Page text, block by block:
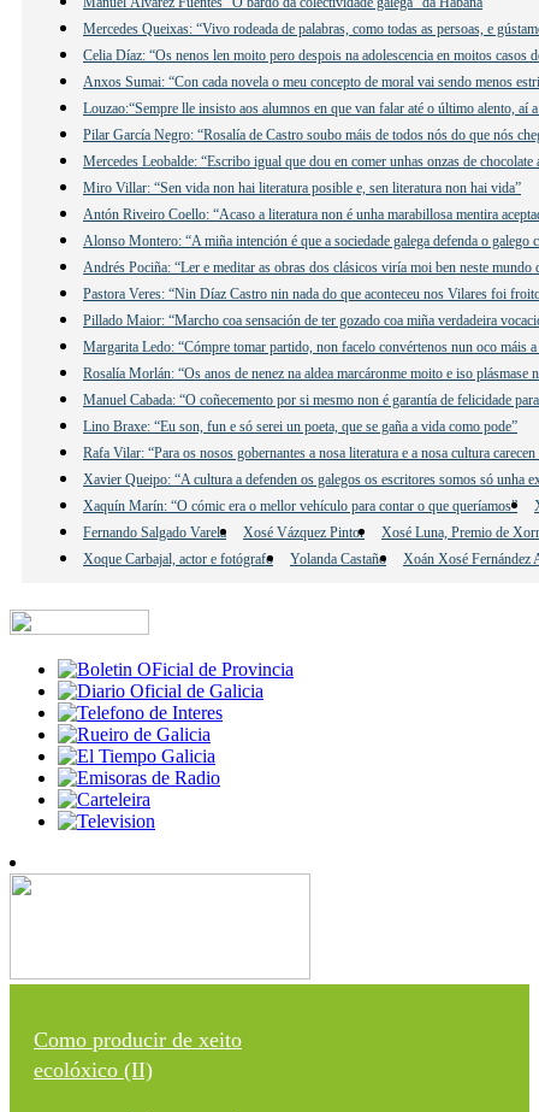
Mercedes Queixas: “Vivo rodeada de palabras, como todas as persoas, e
Celia Díaz: “Os nenos len moito pero despois na adolescencia en moitos casos
Anxos Sumai: “Con cada novela o meu concepto de moral vai sendo menos
Louzao:“Sempre lle insisto aos alumnos en que van falar até o último alento, aí
Pilar García Negro: “Rosalía de Castro soubo máis de todos nós do que nós
Mercedes Leobalde: “Escribo igual que dou en comer unhas onzas de chocolate
Miro Villar: “Sen vida non hai literatura posible e, sen literatura non hai vida”
Antón Riveiro Coello: “Acaso a literatura non é unha marabillosa mentira
Alonso Montero: “A miña intención é que a sociedade galega defenda o galego
Andrés Pociña: “Ler e meditar as obras dos clásicos viría moi ben neste mundo
Pastora Veres: “Nin Díaz Castro nin nada do que aconteceu nos Vilares foi
Pillado Maior: “Marcho coa sensación de ter gozado coa miña verdadeira
Margarita Ledo: “Cómpre tomar partido, non facelo convértenos nun oco máis a
Rosalía Morlán: “Os anos de nenez na aldea marcáronme moito e iso plásmase
Manuel Cabada: “O coñecemento por si mesmo non é garantía de felicidade
Lino Braxe: “Eu son, fun e só serei un poeta, que se gaña a vida como pode”
Rafa Vilar: “Para os nosos gobernantes a nosa literatura e a nosa cultura
Xavier Queipo: “A cultura a defenden os galegos os escritores somos só unha
Xaquín Marín: “O cómic era o mellor vehículo para contar o que queríamos”
Fernando Salgado Varela
Xosé Vázquez Pintor
Xosé Luna, Premio de
Xoque Carbajal, actor e fotógrafo
Yolanda Castaño Xoán Xosé Fernández
Como producir de xeito
ecolóxico (II)